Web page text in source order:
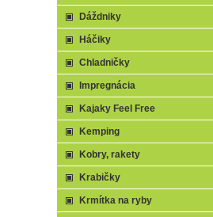
Dáždniky
Háčiky
Chladničky
Impregnácia
Kajaky Feel Free
Kemping
Kobry, rakety
Krabičky
Krmítka na ryby